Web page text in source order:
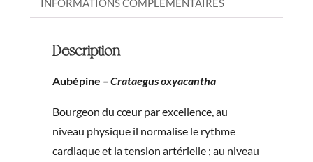
INFORMATIONS COMPLÉMENTAIRES
Description
Aubépine – Crataegus oxyacantha
Bourgeon du cœur par excellence, au
niveau physique il normalise le rythme
cardiaque et la tension artérielle ; au niveau